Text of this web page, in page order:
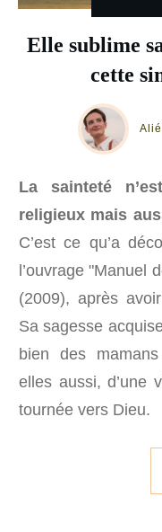
Elle sublime
cette
La sainteté
religieux mais
C’est ce qu’a
l’ouvrage "Manuel
(2009), après
Sa sagesse
bien des
elles aussi, d’une
tournée vers Dieu.